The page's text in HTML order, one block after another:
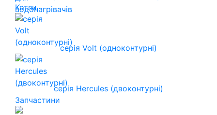
Котли
серія Volt (одноконтурні)
серія Hercules (двоконтурні)
Запчастини